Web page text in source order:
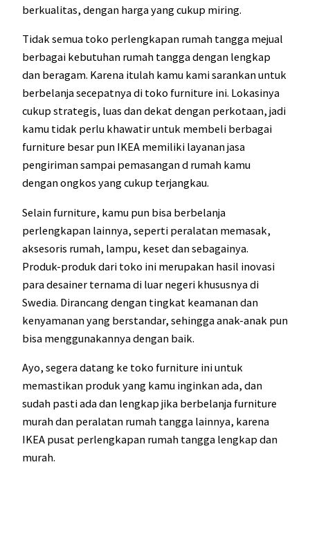
berkualitas, dengan harga yang cukup miring.
Tidak semua toko perlengkapan rumah tangga mejual
berbagai kebutuhan rumah tangga dengan lengkap
dan beragam. Karena itulah kamu kami sarankan untuk
berbelanja secepatnya di toko furniture ini. Lokasinya
cukup strategis, luas dan dekat dengan perkotaan, jadi
kamu tidak perlu khawatir untuk membeli berbagai
furniture besar pun IKEA memiliki layanan jasa
pengiriman sampai pemasangan d rumah kamu
dengan ongkos yang cukup terjangkau.
Selain furniture, kamu pun bisa berbelanja
perlengkapan lainnya, seperti peralatan memasak,
aksesoris rumah, lampu, keset dan sebagainya.
Produk-produk dari toko ini merupakan hasil inovasi
para desainer ternama di luar negeri khususnya di
Swedia. Dirancang dengan tingkat keamanan dan
kenyamanan yang berstandar, sehingga anak-anak pun
bisa menggunakannya dengan baik.
Ayo, segera datang ke toko furniture ini untuk
memastikan produk yang kamu inginkan ada, dan
sudah pasti ada dan lengkap jika berbelanja furniture
murah dan peralatan rumah tangga lainnya, karena
IKEA pusat perlengkapan rumah tangga lengkap dan
murah.